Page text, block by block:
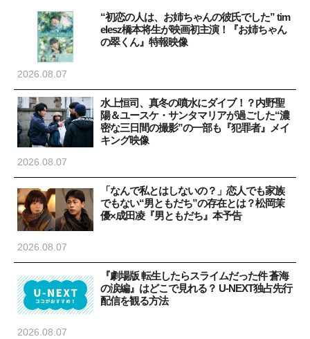
“初恋の人は、お姉ちゃんの彼氏でした” tim
elesz橋本将生が映画初主演！『お姉ちゃん
の翠くん』特報映像
2026.08.07
水上恒司、真冬の噴水にダイブ！？内野聖
陽＆ユースケ・サンタマリアが過ごした“濃
密な三日間の撮影”の一部も『犯罪者』メイ
キング映像
2026.08.07
「なんで私とはしないの？」恋人でも家族
でもない“男ともだち”の存在とは？松岡茉
優×成田凌『男ともだち』本予告
2026.08.07
『劇場版 転生したらスライムだった件 蒼海
の涙編』はどこで見れる？ U-NEXT独占先行
配信を観る方法
2026.08.07